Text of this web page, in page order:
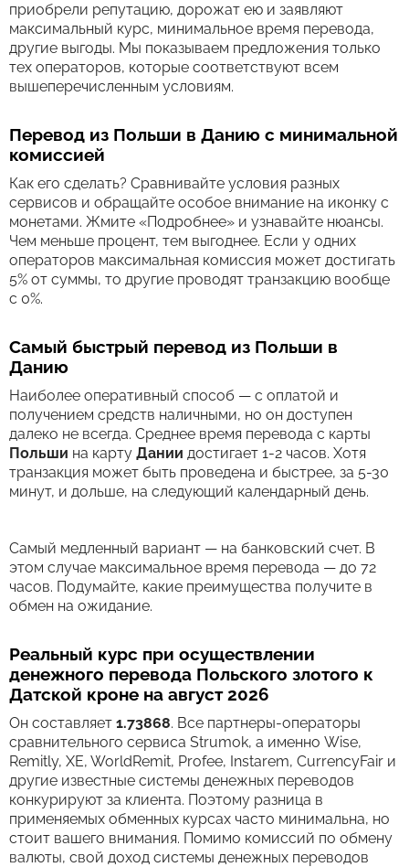
приобрели репутацию, дорожат ею и заявляют
максимальный курс, минимальное время перевода,
другие выгоды. Мы показываем предложения только
тех операторов, которые соответствуют всем
вышеперечисленным условиям.
Перевод из Польши в Данию с минимальной
комиссией
Как его сделать? Сравнивайте условия разных
сервисов и обращайте особое внимание на иконку с
монетами. Жмите «Подробнее» и узнавайте нюансы.
Чем меньше процент, тем выгоднее. Если у одних
операторов максимальная комиссия может достигать
5% от суммы, то другие проводят транзакцию вообще
с 0%.
Самый быстрый перевод из Польши в
Данию
Наиболее оперативный способ — с оплатой и
получением средств наличными, но он доступен
далеко не всегда. Среднее время перевода c карты
Польши на карту Дании достигает 1-2 часов. Хотя
транзакция может быть проведена и быстрее, за 5-30
минут, и дольше, на следующий календарный день.
Самый медленный вариант — на банковский счет. В
этом случае максимальное время перевода — до 72
часов. Подумайте, какие преимущества получите в
обмен на ожидание.
Реальный курс при осуществлении
денежного перевода Польского злотого к
Датской кроне на август 2026
Он составляет 1.73868. Все партнеры-операторы
сравнительного сервиса Strumok, а именно Wise,
Remitly, XE, WorldRemit, Profee, Instarem, CurrencyFair и
другие известные системы денежных переводов
конкурируют за клиента. Поэтому разница в
применяемых обменных курсах часто минимальна, но
стоит вашего внимания. Помимо комиссий по обмену
валюты, свой доход системы денежных переводов